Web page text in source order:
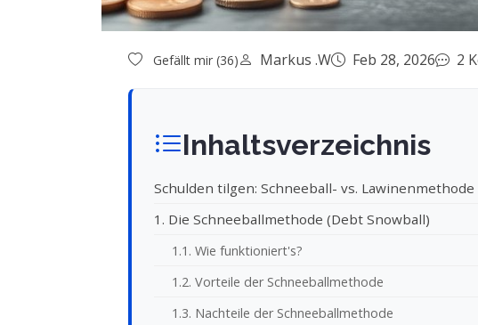
Gefällt mir (36) Markus .W Feb 28, 2026 2
Inhaltsverzeichnis
Schulden tilgen: Schneeball- vs.
1. Die Schneeballmethode (Debt Snowball)
1.1. Wie funktioniert's?
1.2. Vorteile der Schneeballmethode
1.3. Nachteile der Schneeballmethode